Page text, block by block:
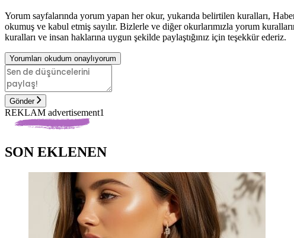
Yorum sayfalarında yorum yapan her okur, yukarıda belirtilen kuralları,
okumuş ve kabul etmiş sayılır. Bizlerle ve diğer okurlarımızla yorum
kuralları ve insan haklarına uygun şekilde paylaştığınız için teşekkür ederiz.
Yorumları okudum onaylıyorum
Gönder
REKLAM advertisement1
SON EKLENEN